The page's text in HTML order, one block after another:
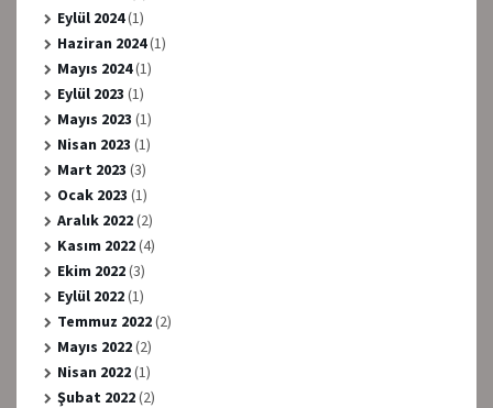
Eylül 2024(1)
Haziran 2024(1)
Mayıs 2024(1)
Eylül 2023 (1)
Mayıs 2023 (1)
Nisan 2023 (1)
Mart 2023 (3)
Ocak 2023 (1)
Aralık 2022(2)
Kasım 2022(4)
Ekim 2022(3)
Eylül 2022(1)
Temmuz 2022(2)
Mayıs 2022(2)
Nisan 2022(1)
Şubat 2022(2)